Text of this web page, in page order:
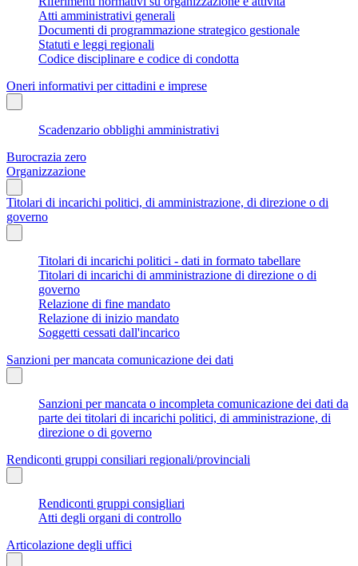
Atti amministrativi generali
Documenti di programmazione strategico gestionale
Statuti e leggi regionali
Codice disciplinare e codice di condotta
Oneri informativi per cittadini e imprese
Scadenzario obblighi amministrativi
Burocrazia zero
Organizzazione
Titolari di incarichi politici, di amministrazione, di direzione o di
governo
Titolari di incarichi politici - dati in formato tabellare
Titolari di incarichi di amministrazione di direzione o di
governo
Relazione di fine mandato
Relazione di inizio mandato
Soggetti cessati dall'incarico
Sanzioni per mancata comunicazione dei dati
Sanzioni per mancata o incompleta comunicazione dei dati da
parte dei titolari di incarichi politici, di amministrazione, di
direzione o di governo
Rendiconti gruppi consiliari regionali/provinciali
Rendiconti gruppi consigliari
Atti degli organi di controllo
Articolazione degli uffici